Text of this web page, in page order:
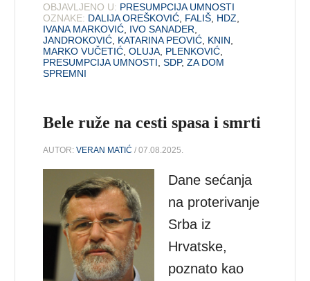
OBJAVLJENO U: PRESUMPCIJA UMNOSTI
OZNAKE: DALIJA OREŠKOVIĆ FALIŠ HDZ
IVANA MARKOVIĆ IVO SANADER
JANDROKOVIĆ KATARINA PEOVIĆ KNIN
MARKO VUČETIĆ ,OLUJA PLENKOVIĆ
PRESUMPCIJA UMNOSTI ,SDP,ZA DOM
SPREMNI
Bele ruže na cesti spasa i smrti
AUTOR:VERAN MATIĆ / 07.08.2025.
Dane sećanja
na proterivanje
Srba iz
Hrvatske,
poznato kao